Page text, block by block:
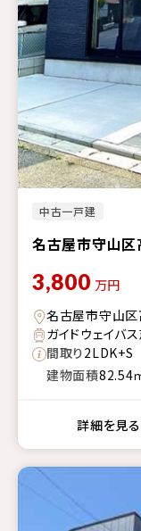
中古一戸建
名古屋市守山区
3,800 万円
名古屋市守山区
ガイドウェイバ
間取り2LDK+S
建物面積82.54
詳細を見る